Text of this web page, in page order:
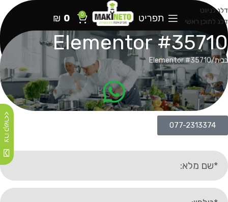
דלג לניווט
דלג לתוכן ראשי
תפריט 0
₪ 0
Elementor #35710
בבית Elementor #35710
077-2313374 צרו קשר>>